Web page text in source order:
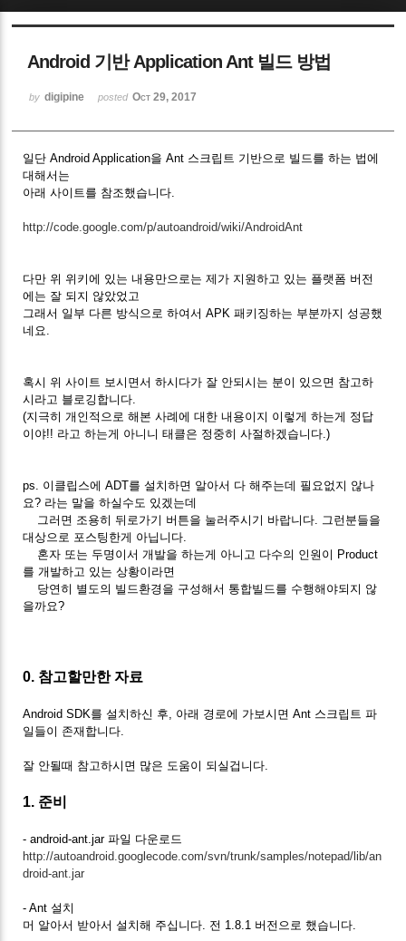
Android 기반 Application Ant 빌드 방법
by digipine posted Oct 29, 2017
일단 Android Application을 Ant 스크립트 기반으로 빌드를 하는 법에
대해서는
아래 사이트를 참조했습니다.
http://code.google.com/p/autoandroid/wiki/AndroidAnt
다만 위 위키에 있는 내용만으로는 제가 지원하고 있는 플랫폼 버전
에는 잘 되지 않았었고
그래서 일부 다른 방식으로 하여서 APK 패키징하는 부분까지 성공했
네요.
혹시 위 사이트 보시면서 하시다가 잘 안되시는 분이 있으면 참고하
시라고 블로깅합니다.
(지극히 개인적으로 해본 사례에 대한 내용이지 이렇게 하는게 정답
이야!! 라고 하는게 아니니 태클은 정중히 사절하겠습니다.)
ps. 이클립스에 ADT를 설치하면 알아서 다 해주는데 필요없지 않나
요? 라는 말을 하실수도 있겠는데
그러면 조용히 뒤로가기 버튼을 눌러주시기 바랍니다. 그런분들을
대상으로 포스팅한게 아닙니다.
혼자 또는 두명이서 개발을 하는게 아니고 다수의 인원이 Product
를 개발하고 있는 상황이라면
당연히 별도의 빌드환경을 구성해서 통합빌드를 수행해야되지 않
을까요?
0. 참고할만한 자료
Android SDK를 설치하신 후, 아래 경로에 가보시면 Ant 스크립트 파
일들이 존재합니다.
잘 안될때 참고하시면 많은 도움이 되실겁니다.
1. 준비
- android-ant.jar 파일 다운로드
http://autoandroid.googlecode.com/svn/trunk/samples/notepad/lib/an
droid-ant.jar
- Ant 설치
머 알아서 받아서 설치해 주십니다. 전 1.8.1 버전으로 했습니다.
Sketchbook5, 스케치북5
Sketchbook5, 스케치북5